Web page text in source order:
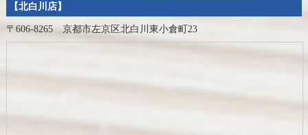
【北白川店】
〒606-8265 京都市左京区北白川東小倉町23